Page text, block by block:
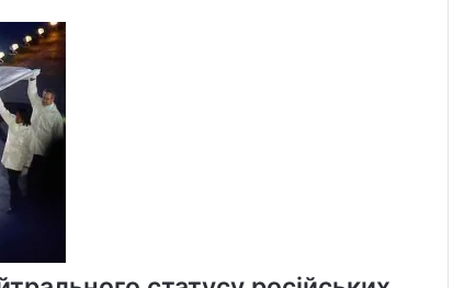
на
Facebook
та
Instagram